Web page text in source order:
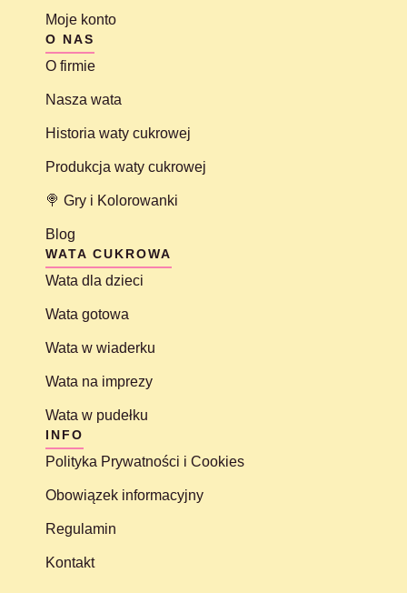
Moje konto
O NAS
O firmie
Nasza wata
Historia waty cukrowej
Produkcja waty cukrowej
🍭 Gry i Kolorowanki
Blog
WATA CUKROWA
Wata dla dzieci
Wata gotowa
Wata w wiaderku
Wata na imprezy
Wata w pudełku
INFO
Polityka Prywatności i Cookies
Obowiązek informacyjny
Regulamin
Kontakt